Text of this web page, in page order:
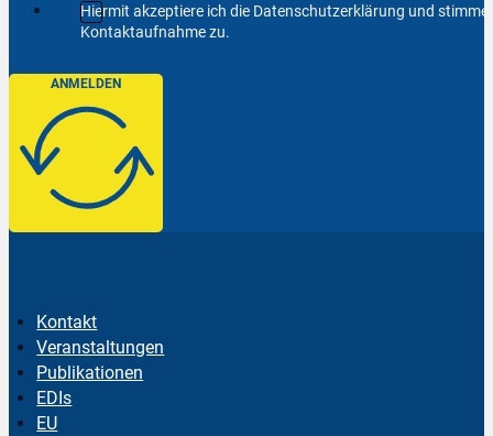
Hiermit akzeptiere ich die Datenschutzerklärung und
Kontaktaufnahme zu.
ANMELDEN
Kontakt
Veranstaltungen
Publikationen
EDIs
EU